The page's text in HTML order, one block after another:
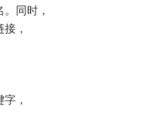
同时，
，
，